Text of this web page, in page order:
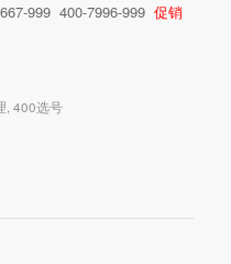
999 400-7996-999 促销
400选号